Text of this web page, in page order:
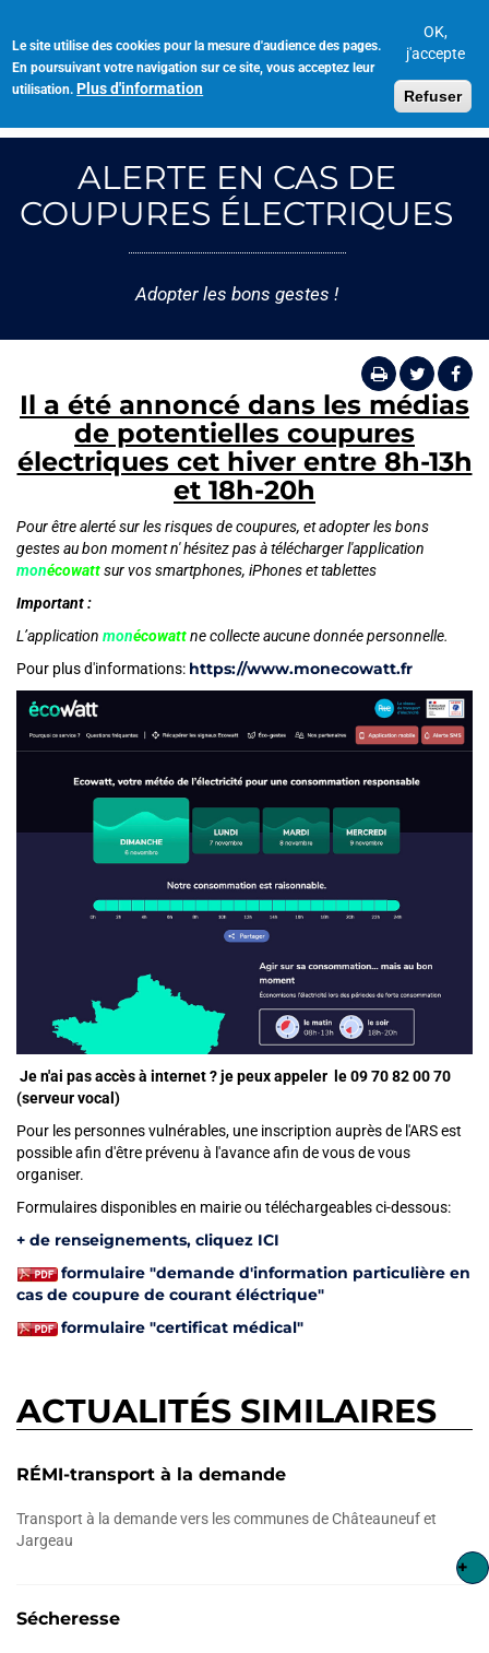
Le site utilise des cookies pour la mesure d'audience des pages.
En poursuivant votre navigation sur ce site, vous acceptez leur
utilisation. Plus d'information
OK,
j'accepte
Refuser
contenu
principal
ALERTE EN CAS DE
COUPURES ÉLECTRIQUES
Adopter les bons gestes !
Il a été annoncé dans les médias
de potentielles coupures
électriques cet hiver entre 8h-13h
et 18h-20h
Pour être alerté sur les risques de coupures, et adopter les bons
gestes au bon moment n' hésitez pas à télécharger l'application
monécowattsur vos smartphones, iPhones et tablettes
Important :
L’application monécowattne collecte aucune donnée personnelle.
Pour plus d'informations: https://www.monecowatt.fr
Je n'ai pas accès à internet ? je peux appeler le 09 70 82 00 70
(serveur vocal)
Pour les personnes vulnérables, une inscription auprès de l'ARS est
possible afin d'être prévenu à l'avance afin de vous de vous
organiser.
Formulaires disponibles en mairie ou téléchargeables ci-dessous:
+ de renseignements, cliquez ICI
formulaire "demande d'information particulière en
cas de coupure de courant éléctrique"
formulaire "certificat médical"
ACTUALITÉS SIMILAIRES
RÉMI-transport à la demande
Transport à la demande vers les communes de Châteauneuf et
Jargeau
+
Sécheresse